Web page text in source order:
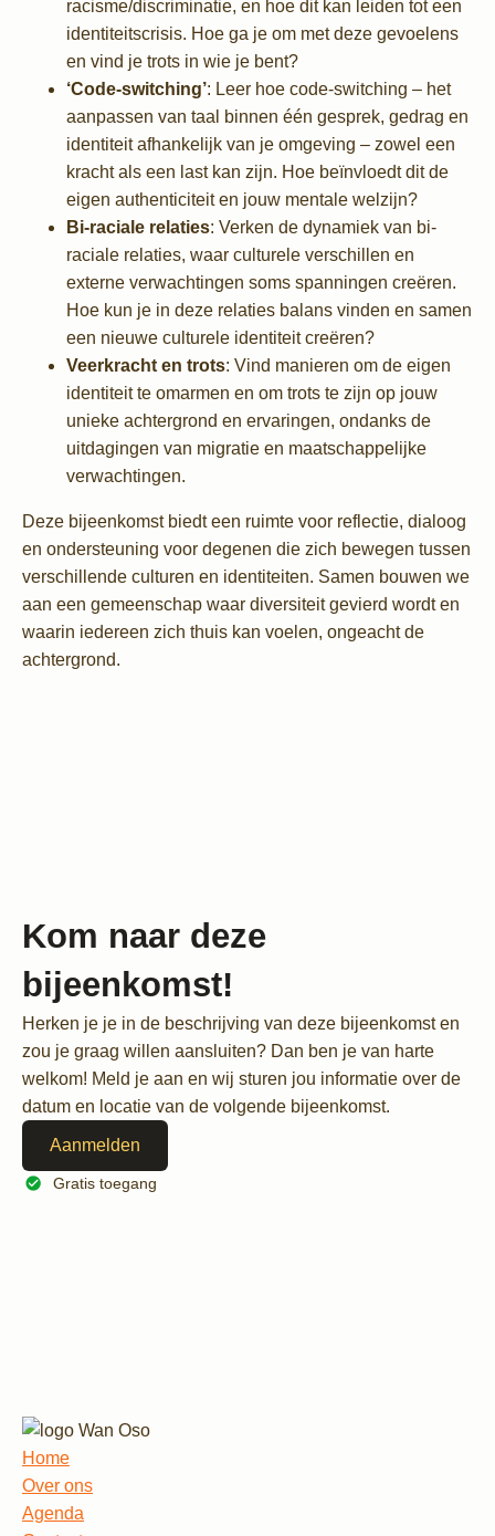
racisme/discriminatie, en hoe dit kan leiden tot een
identiteitscrisis. Hoe ga je om met deze gevoelens
en vind je trots in wie je bent?
‘Code-switching’: Leer hoe code-switching – het
aanpassen van taal binnen één gesprek, gedrag en
identiteit afhankelijk van je omgeving – zowel een
kracht als een last kan zijn. Hoe beïnvloedt dit de
eigen authenticiteit en jouw mentale welzijn?
Bi-raciale relaties: Verken de dynamiek van bi-
raciale relaties, waar culturele verschillen en
externe verwachtingen soms spanningen creëren.
Hoe kun je in deze relaties balans vinden en samen
een nieuwe culturele identiteit creëren?
Veerkracht en trots: Vind manieren om de eigen
identiteit te omarmen en om trots te zijn op jouw
unieke achtergrond en ervaringen, ondanks de
uitdagingen van migratie en maatschappelijke
verwachtingen.
Deze bijeenkomst biedt een ruimte voor reflectie, dialoog
en ondersteuning voor degenen die zich bewegen tussen
verschillende culturen en identiteiten. Samen bouwen we
aan een gemeenschap waar diversiteit gevierd wordt en
waarin iedereen zich thuis kan voelen, ongeacht de
achtergrond.
Kom naar deze
bijeenkomst!
Herken je je in de beschrijving van deze bijeenkomst en
zou je graag willen aansluiten? Dan ben je van harte
welkom! Meld je aan en wij sturen jou informatie over de
datum en locatie van de volgende bijeenkomst.
Aanmelden
Gratis toegang
Home
Over ons
Agenda